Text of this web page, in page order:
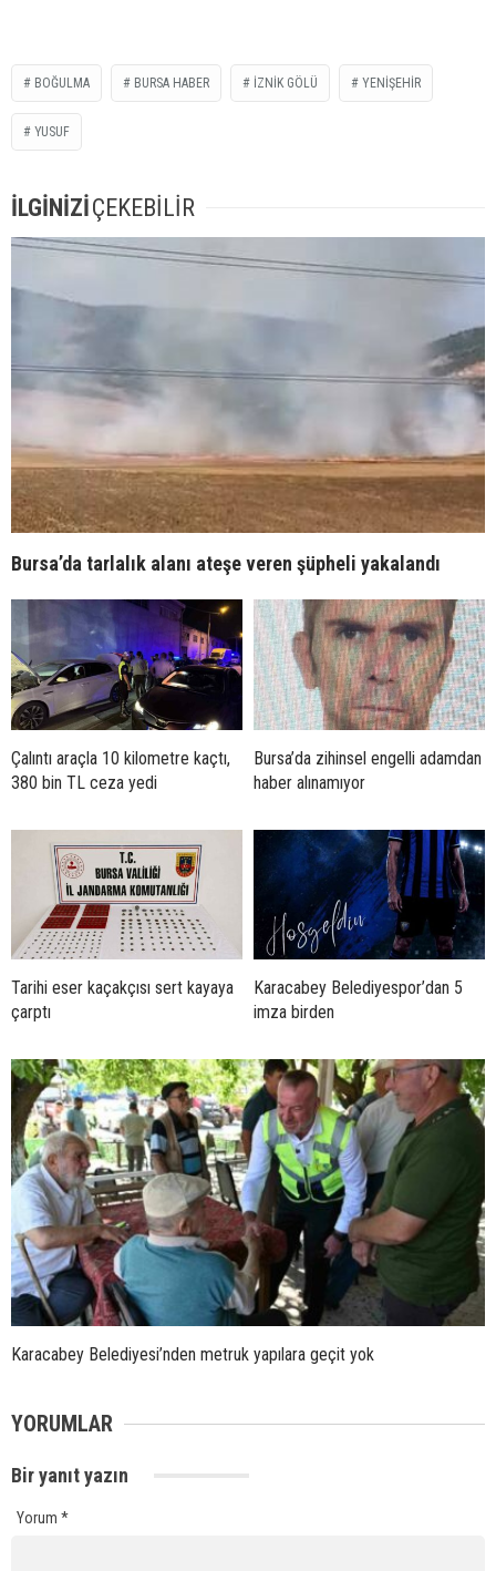
BOĞULMA BURSA HABER İZNIK GÖLÜ YENIŞEHIR
YUSUF
İLGİNİZİÇEKEBİLİR
Bursa’da tarlalık alanı ateşe veren şüpheli yakalandı
Çalıntı araçla 10 kilometre kaçtı,
380 bin TL ceza yedi
Bursa’da zihinsel engelli adamdan
haber alınamıyor
Tarihi eser kaçakçısı sert kayaya
çarptı
Karacabey Belediyespor’dan 5
imza birden
Karacabey Belediyesi’nden metruk yapılara geçit yok
YORUMLAR
Bir yanıt yazın
Yorum *